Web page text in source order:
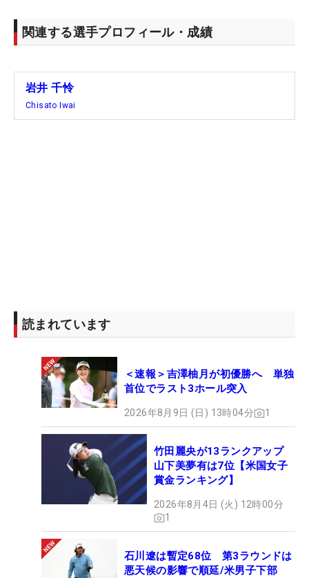
関連する選手プロフィール・成績
岩井 千怜
Chisato Iwai
読まれています
＜速報＞吉澤柚月が初優勝へ 単独
首位でラスト3ホール突入
2026年8月9日 (日) 13時04分 1
竹田麗央が13ランクアップ
山下美夢有は7位【米国女子
賞金ランキング】
2026年8月4日 (火) 12時00分
1
石川遼は暫定68位 第3ラウンドは
悪天候の影響で順延/米男子下部